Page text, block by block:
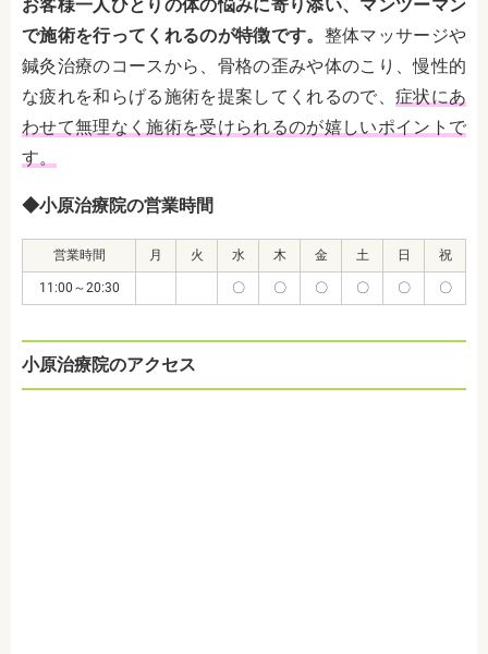
お客様一人ひとりの体の悩みに寄り添い、マンツーマン
で施術を行ってくれるのが特徴です。 整体マッサージや
鍼灸治療のコースから、骨格の歪みや体のこり、慢性的
な疲れを和らげる施術を提案してくれるので、 症状にあ
わせて無理なく施術を受けられるのが嬉しいポイントで
す。
◆小原治療院の営業時間
営業時間 月 火 水 木 金 土 日 祝
11:00～20:30 〇 〇 〇 〇 〇 〇
小原治療院のアクセス